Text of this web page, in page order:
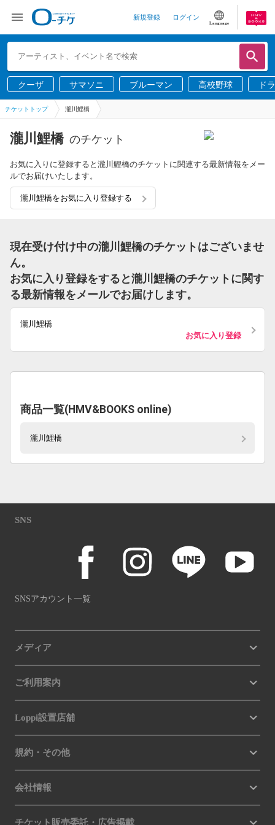
新規登録 ログイン
Language
クーザ サマソニ ブルーマン 高校野球 ド
チケットトップ 瀧川鯉橋
瀧川鯉橋 のチケット
お気に入りに登録すると瀧川鯉橋のチケットに関連する最新情報をメー
ルでお届けいたします。
瀧川鯉橋をお気に入り登録する
現在受け付け中の瀧川鯉橋のチケットはございませ
ん。
お気に入り登録をすると瀧川鯉橋のチケットに関す
る最新情報をメールでお届けします。
瀧川鯉橋
お気に入り登録
商品一覧(HMV&BOOKS online)
瀧川鯉橋
SNS
SNSアカウント一覧
メディア
ご利用案内
Loppi設置店舗
規約・その他
会社情報
チケット販売委託・広告掲載